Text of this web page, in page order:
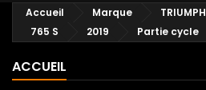
Accueil Marque TRIUMPH
765 S
2019 Partie cycle
ACCUEIL